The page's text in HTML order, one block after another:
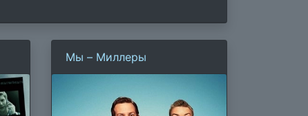
Мы – Миллеры